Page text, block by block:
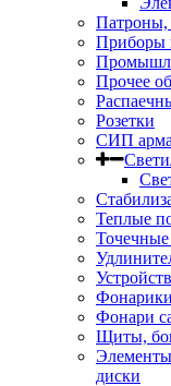
Патроны,
Приборы
Прочее
Розетки
СИП
Теплые
Точечные
Фонари
Щиты,
диски